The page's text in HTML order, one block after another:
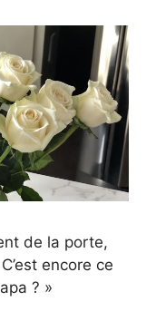
de la porte,
encore ce
? »